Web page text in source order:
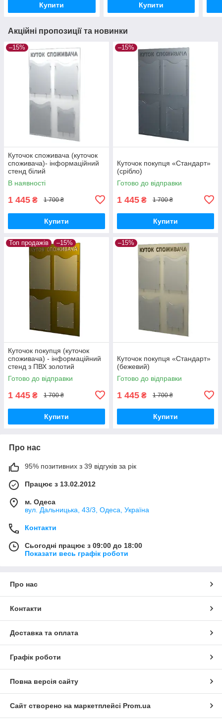
Купити Купити
Акційні пропозиції та новинки
–15%
Куточок споживача (куточок
споживача)- інформаційний
стенд білий
В наявності
1 445 ₴ 1 700 ₴
Купити
–15%
Куточок покупця «Стандарт»
(срібло)
Готово до відправки
1 445 ₴ 1 700 ₴
Купити
Топ продажів –15%
Куточок покупця (куточок
споживача) - інформаційний
стенд з ПВХ золотий
Готово до відправки
1 445 ₴ 1 700 ₴
Купити
–15%
Куточок покупця «Стандарт»
(бежевий)
Готово до відправки
1 445 ₴ 1 700 ₴
Купити
Про нас
95% позитивних з 39 відгуків за рік
Працює з 13.02.2012
м. Одеса
вул. Дальницька, 43/3, Одеса, Україна
Контакти
Сьогодні працює з 09:00 до 18:00
Показати весь графік роботи
Про нас
Контакти
Доставка та оплата
Графік роботи
Повна версія сайту
Сайт створено на маркетплейсі Prom.ua